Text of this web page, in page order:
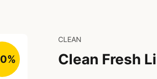
CLEAN
Clean Fresh